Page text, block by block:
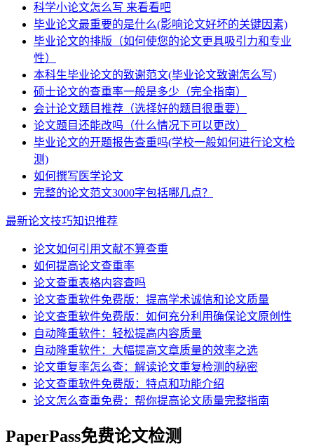
科学小论文怎么写 来看看吧
毕业论文最重要的是什么(影响论文好坏的关键因素)
毕业论文的排版（如何使您的论文更具吸引力和专业
性）
本科生毕业论文的致谢范文(毕业论文致谢怎么写)
硕士论文的查重率一般是多少（完全指南）
会计论文题目推荐（选择好的题目很重要）
论文题目还能改吗（什么情况下可以更改）
毕业论文的开题报告查重吗(学校一般如何进行论文检
测)
如何撰写医学论文
完整的论文范文3000字包括哪几点？
最新论文技巧知识推荐
论文如何引用文献不算查重
如何提高论文查重率
论文查重表格内容查吗
论文查重软件免费版：提高学术诚信和论文质量
论文查重软件免费版：如何充分利用确保论文原创性
自动降重软件：轻松提高内容质量
自动降重软件：大幅提高文章质量的效率之选
论文重复率怎么查：解读论文重复检测的秘密
论文查重软件免费版：特点和功能介绍
论文怎么查重免费：帮你提高论文质量完整指南
PaperPass免费论文检测